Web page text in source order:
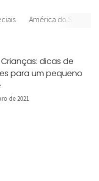
América do Sul
dicas de
para um pequeno
de 2021